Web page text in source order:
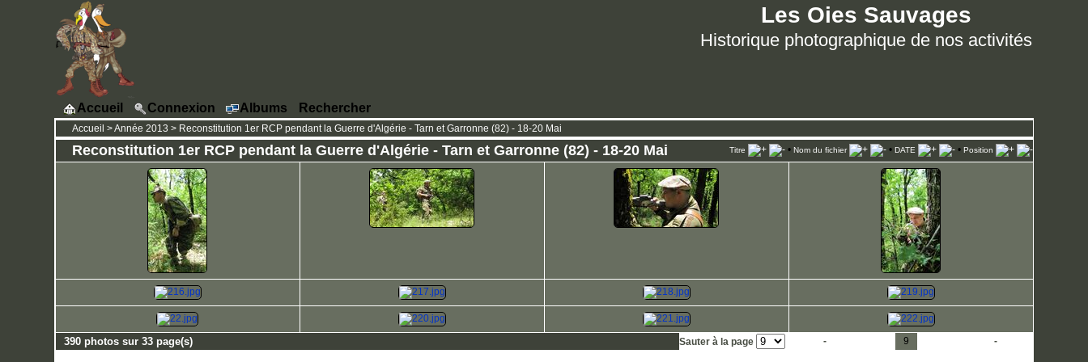
Les Oies Sauvages
Historique photographique de nos activités
Accueil Connexion Albums Rechercher
Accueil >Année 2013 > Reconstitution 1er RCP pendant la Guerre d'Algérie - Tarn et Garronne (82) - 18-20 Mai
Reconstitution 1er RCP pendant la Guerre d'Algérie - Tarn et Garronne (82) - 18-20 Mai Titre • Nom du fichier • DATE • Position
390 photos sur 33 page(s) Sauter à la page - 9 -